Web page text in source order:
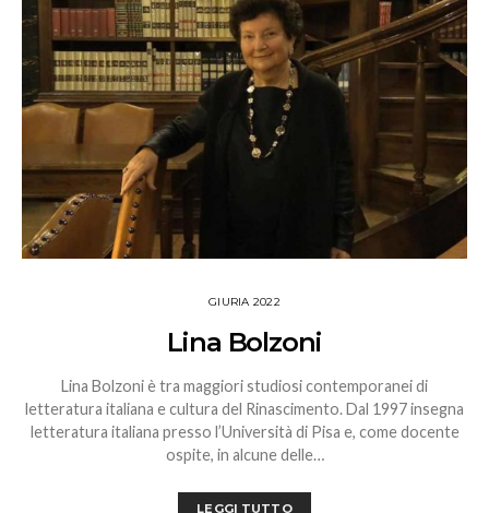
GIURIA 2022
Lina Bolzoni
Lina Bolzoni è tra maggiori studiosi contemporanei di
letteratura italiana e cultura del Rinascimento. Dal 1997 insegna
letteratura italiana presso l’Università di Pisa e, come docente
ospite, in alcune delle…
LEGGI TUTTO